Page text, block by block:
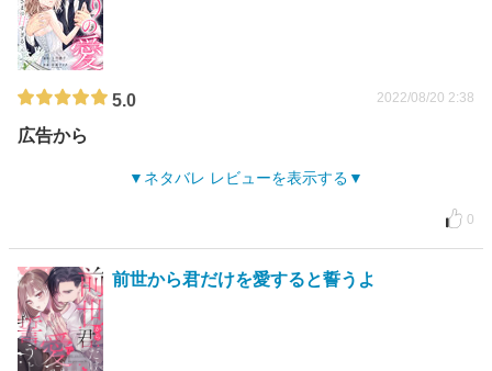
5.0 2022/08/20 2:38
広告から
ネタバレ レビューを表示する
0
前世から君だけを愛すると誓うよ